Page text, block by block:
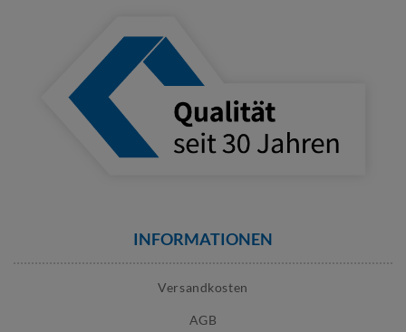
INFORMATIONEN
Versandkosten
AGB